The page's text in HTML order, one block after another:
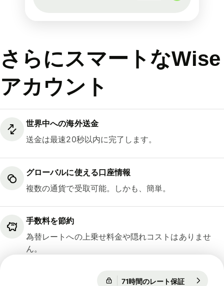
さらにスマートなWise
アカウント
世界中への海外送金
送金は最速20秒以内に完了します。
グローバルに使える口座情報
複数の通貨で受取可能。しかも、簡単。
手数料を節約
為替レートへの上乗せ料金や隠れコストはありませ
ん。
71時間のレート保証